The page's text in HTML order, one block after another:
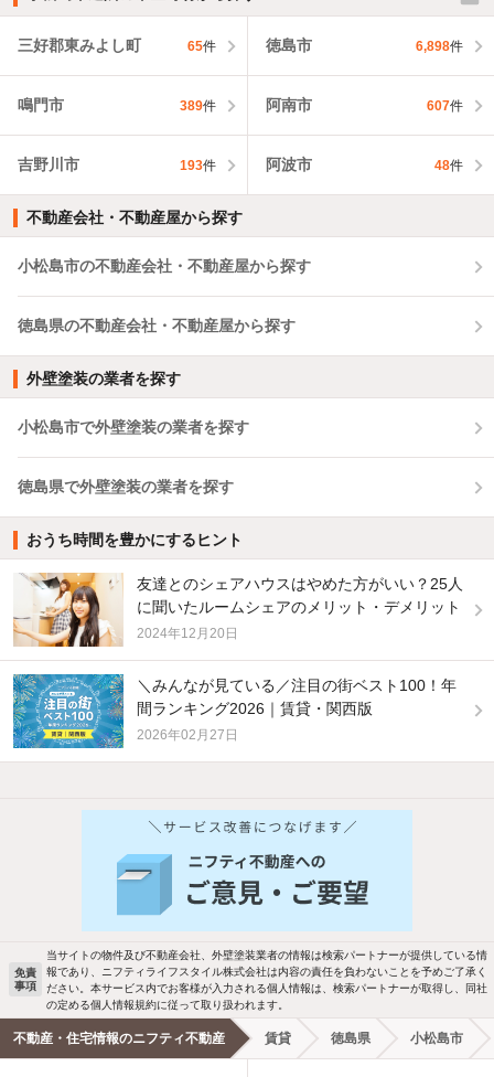
三好郡東みよし町 65件 徳島市 6,898件
鳴門市 389件 阿南市 607件
吉野川市 193件 阿波市 48件
不動産会社・不動産屋から探す
小松島市の不動産会社・不動産屋から探す
徳島県の不動産会社・不動産屋から探す
外壁塗装の業者を探す
小松島市で外壁塗装の業者を探す
徳島県で外壁塗装の業者を探す
おうち時間を豊かにするヒント
友達とのシェアハウスはやめた方がいい？25人
に聞いたルームシェアのメリット・デメリット
2024年12月20日
＼みんなが見ている／注目の街ベスト100！年
間ランキング2026｜賃貸・関西版
2026年02月27日
他の人はこんな条件で絞り込んでいます！
バス・トイレ別 2階以上
駐車場あり ペット相談
洗濯機置場あり 独立洗面台
エアコンあり 都市ガス
免責
事項
当サイトの物件及び不動産会社、外壁塗装業者の情報は検索パートナーが提供している情
報であり、ニフティライフスタイル株式会社は内容の責任を負わないことを予めご了承く
ださい。本サービス内でお客様が入力される個人情報は、検索パートナーが取得し、同社
の定める個人情報規約に従って取り扱われます。
不動産・住宅情報のニフティ不動産 賃貸 徳島県 小松島市